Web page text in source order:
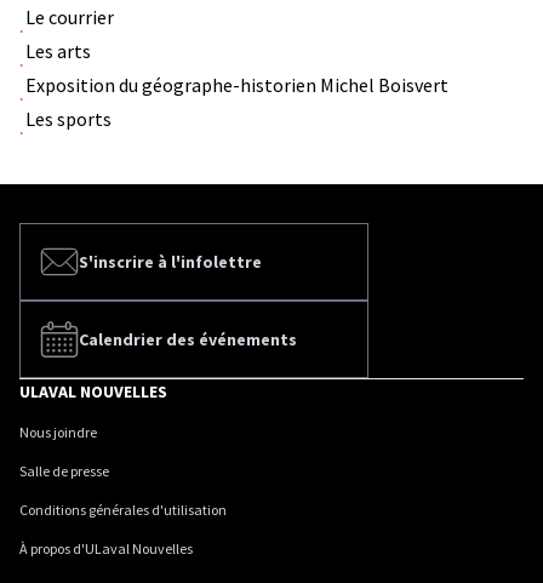
Le courrier
Les arts
Exposition du géographe-historien Michel Boisvert
Les sports
S'inscrire à l'infolettre
Calendrier des événements
ULAVAL NOUVELLES
Nous joindre
Salle de presse
Conditions générales d'utilisation
À propos d'ULaval Nouvelles